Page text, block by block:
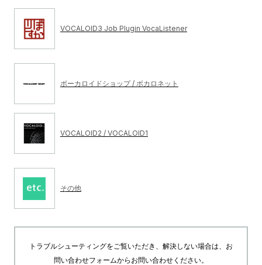
VOCALOID3 Job Plugin VocaListener
ボーカロイドショップ / ボカロネット
VOCALOID2 / VOCALOID1
その他
トラブルシューティングをご覧いただき、解決しない場合は、お
問い合わせフォームからお問い合わせください。